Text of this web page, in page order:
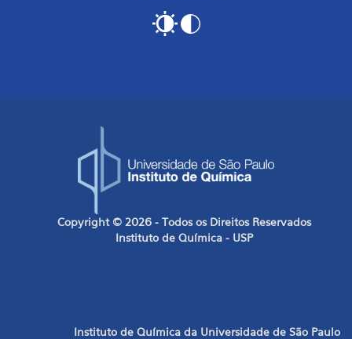
Copyright © 2026 - Todos os Direitos Reservados
Instituto de Química - USP
Instituto de Química da Universidade de São Paulo